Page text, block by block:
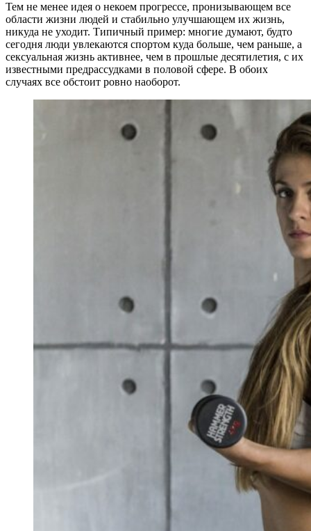
Тем не менее идея о некоем прогрессе, пронизывающем все
области жизни людей и стабильно улучшающем их жизнь,
никуда не уходит. Типичный пример: многие думают, будто
сегодня люди увлекаются спортом куда больше, чем раньше, а
сексуальная жизнь активнее, чем в прошлые десятилетия, с их
известными предрассудками в половой сфере. В обоих
случаях все обстоит ровно наоборот.